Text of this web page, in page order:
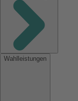
Wahlleistungen